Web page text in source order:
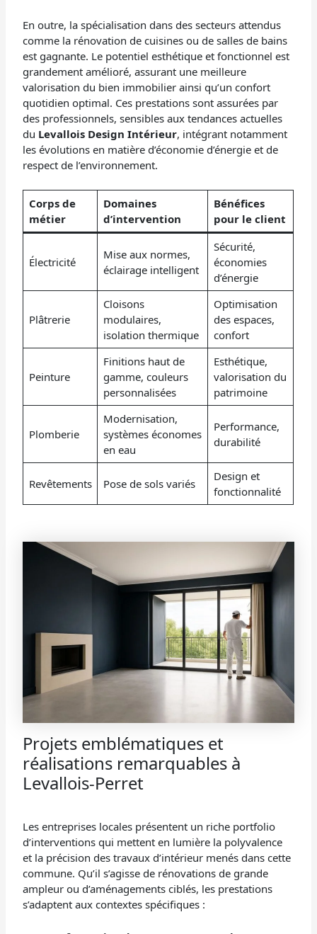
En outre, la spécialisation dans des secteurs attendus
comme la rénovation de cuisines ou de salles de bains
est gagnante. Le potentiel esthétique et fonctionnel est
grandement amélioré, assurant une meilleure
valorisation du bien immobilier ainsi qu’un confort
quotidien optimal. Ces prestations sont assurées par
des professionnels, sensibles aux tendances actuelles
du Levallois Design Intérieur, intégrant notamment
les évolutions en matière d’économie d’énergie et de
respect de l’environnement.
Corps de
métier
Domaines
d’intervention
Bénéfices
pour le client
Électricité
Mise aux normes,
éclairage intelligent
Sécurité,
économies
d’énergie
Plâtrerie
Cloisons
modulaires,
isolation thermique
Optimisation
des espaces,
confort
Peinture
Finitions haut de
gamme, couleurs
personnalisées
Esthétique,
valorisation du
patrimoine
Plomberie
Modernisation,
systèmes économes
en eau
Performance,
durabilité
Revêtements Pose de sols variés
Design et
fonctionnalité
Projets emblématiques et
réalisations remarquables à
Levallois-Perret
Les entreprises locales présentent un riche portfolio
d’interventions qui mettent en lumière la polyvalence
et la précision des travaux d’intérieur menés dans cette
commune. Qu’il s’agisse de rénovations de grande
ampleur ou d’aménagements ciblés, les prestations
s’adaptent aux contextes spécifiques :